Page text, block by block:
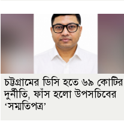
চট্টগ্রামের ডিসি হতে ৬৯ কোটির
দুর্নীতি, ফাঁস হলো উপসচিবের
‘সম্মতিপত্র’